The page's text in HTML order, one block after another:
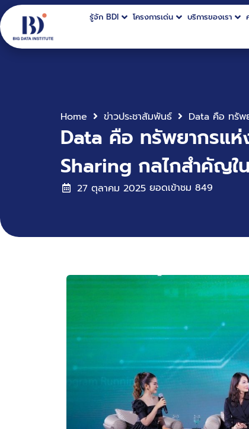
รู้จัก BDI โครงการเด่น บริการของเรา
Home ข่าวประชาสัมพันธ์
Data คือ ทรัพยากรแ
Sharing กลไกสำคัญใ
27 ตุลาคม 2025 ยอดเข้าชม 849